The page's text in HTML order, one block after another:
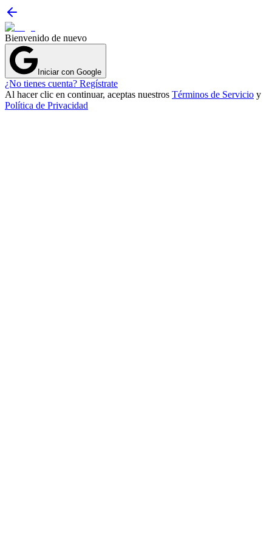
Bienvenido de nuevo
Iniciar con Google
¿No tienes cuenta? Regístrate
Al hacer clic en continuar, aceptas nuestros Términos de Servicio y
Política de Privacidad